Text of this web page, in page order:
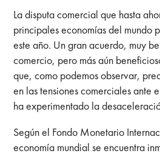
La disputa comercial que hasta
principales economías del mundo
este año. Un gran acuerdo, muy
comercio, pero más aún
que, como podemos observar,
en las tensiones comerciales ante
ha experimentado la
Según el Fondo Monetario
economía mundial se encuentra